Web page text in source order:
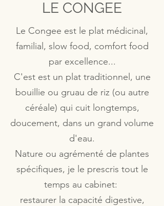
LE CONGEE
Le Congee est le plat médicinal,
familial, slow food, comfort food
par excellence...
C'est est un plat traditionnel, une
bouillie ou gruau de riz (ou autre
céréale) qui cuit longtemps,
doucement, dans un grand volume
d'eau.
Nature ou agrémenté de plantes
spécifiques, je le prescris tout le
temps au cabinet:
restaurer la capacité digestive,